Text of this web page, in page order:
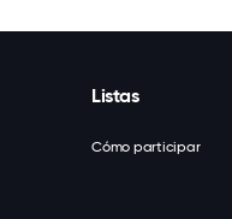
Listas
Cómo participar